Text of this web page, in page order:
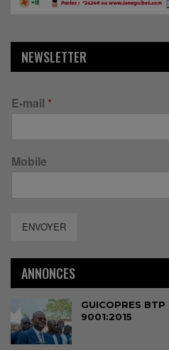
NEWSLETTER
E-mail *
Mobile
ENVOYER
ANNONCES
GUICOPRES
9001:2015